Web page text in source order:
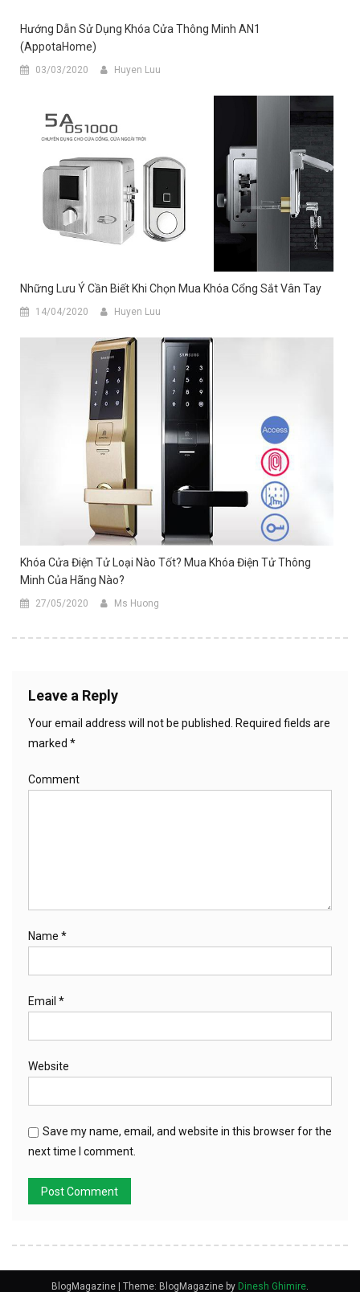
Hướng Dẫn Sử Dụng Khóa Cửa Thông Minh AN1
(AppotaHome)
03/03/2020 Huyen Luu
Những Lưu Ý Cần Biết Khi Chọn Mua Khóa Cổng Sắt Vân Tay
14/04/2020 Huyen Luu
Khóa Cửa Điện Tử Loại Nào Tốt? Mua Khóa Điện Tử Thông
Minh Của Hãng Nào?
27/05/2020 Ms Huong
Leave a Reply
Your email address will not be published.
Required fields are
marked *
Comment
Name *
Email *
Website
Save my name, email, and website in this browser for the
next time I comment.
BlogMagazine Theme: BlogMagazine by Dinesh Ghimire.